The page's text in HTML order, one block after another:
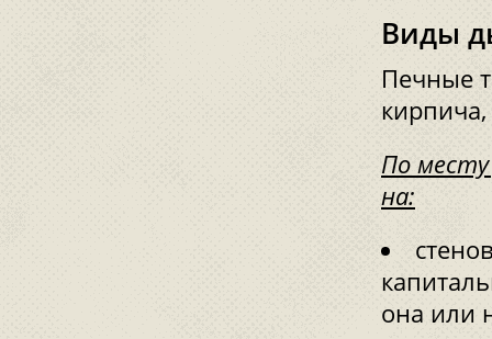
Виды
Печные
кирпича,
По
на:
она или